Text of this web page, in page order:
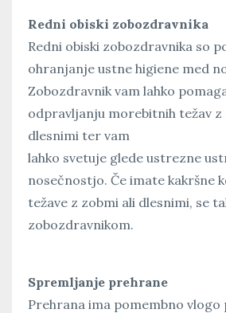
Redni obiski zobozdravnika
Redni obiski zobozdravnika so
ohranjanje ustne higiene med
Zobozdravnik vam lahko
odpravljanju morebitnih težav z
dlesnimi ter vam
lahko svetuje glede ustrezne
nosečnostjo. Če imate kakršne
težave z zobmi ali dlesnimi, se
zobozdravnikom.
Spremljanje prehrane
Prehrana ima pomembno